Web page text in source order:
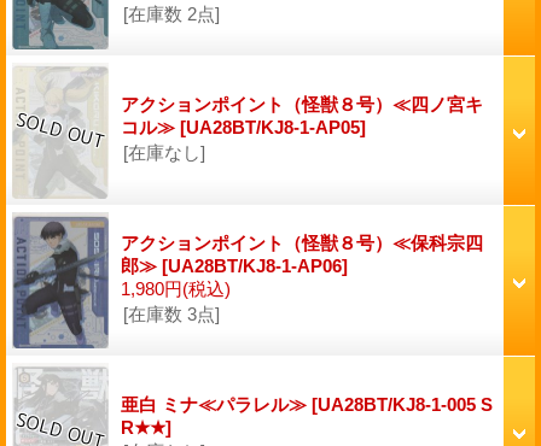
[在庫数 2点]
アクションポイント（怪獣８号）≪四ノ宮キ
コル≫ [UA28BT/KJ8-1-AP05]
[在庫なし]
アクションポイント（怪獣８号）≪保科宗四
郎≫ [UA28BT/KJ8-1-AP06]
1,980円(税込)
[在庫数 3点]
亜白 ミナ≪パラレル≫ [UA28BT/KJ8-1-005 S
R★★]